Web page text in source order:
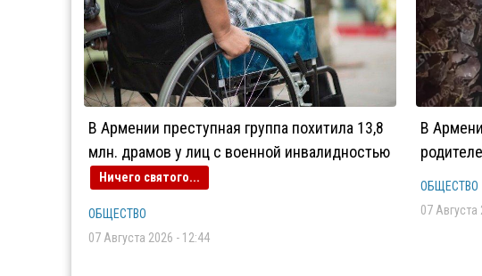
В Армении преступная группа похитила 13,8
млн. драмов у лиц с военной инвалидностью
Ничего святого...
ОБЩЕСТВО
07 Августа 2026 - 12:44
В
ОБЩЕСТВО
07 Августа